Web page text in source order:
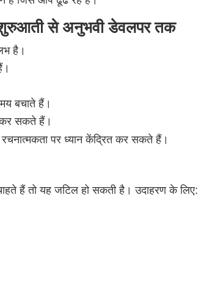
शुरुआती से अनुभवी डेवलपर तक
है।
बचाते हैं।
कर सकते हैं।
पर ध्यान केंद्रित कर सकते हैं।
हैं तो यह जटिल हो सकती है। उदाहरण के लिए: